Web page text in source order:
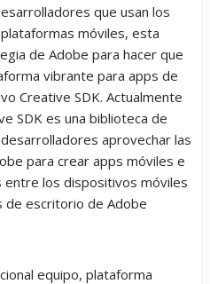
que usan los
móviles, esta
de Adobe para hacer que
vibrante para apps de
Creative SDK. Actualmente
SDK es una biblioteca de
aprovechar las
para crear apps móviles e
entre los dispositivos móviles
de escritorio de Adobe
equipo, plataforma